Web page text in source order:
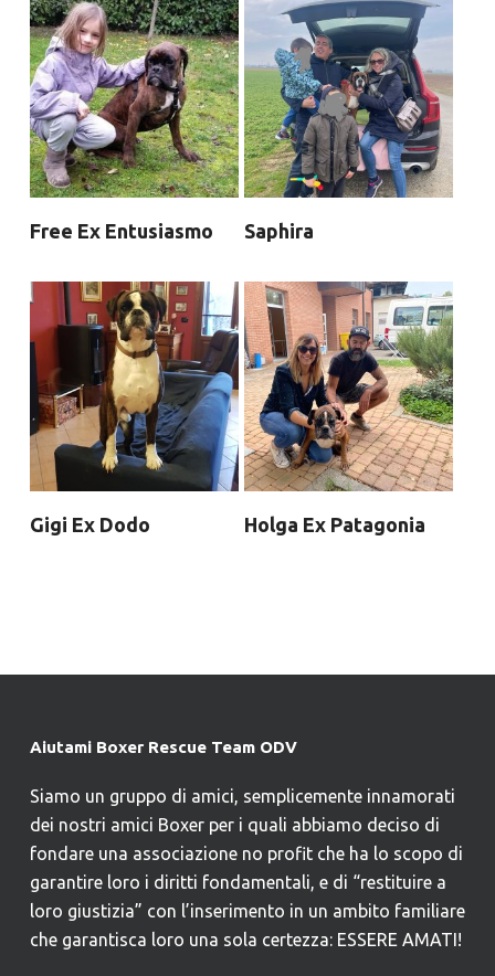
Free Ex Entusiasmo Saphira
Gigi Ex Dodo Holga Ex Patagonia
Aiutami Boxer Rescue Team ODV
Siamo un gruppo di amici, semplicemente innamorati
dei nostri amici Boxer per i quali abbiamo deciso di
fondare una associazione no profit che ha lo scopo di
garantire loro i diritti fondamentali, e di “restituire a
loro giustizia” con l’inserimento in un ambito familiare
che garantisca loro una sola certezza: ESSERE AMATI!